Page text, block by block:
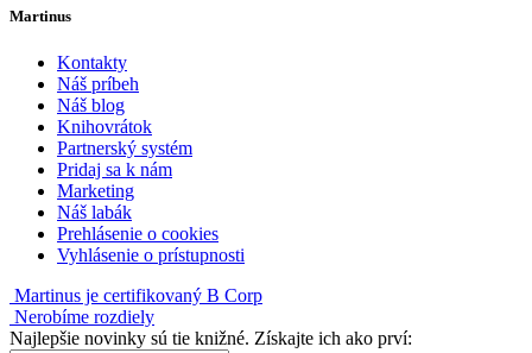
Martinus
Kontakty
Náš príbeh
Náš blog
Knihovrátok
Partnerský systém
Pridaj sa k nám
Marketing
Náš labák
Prehlásenie o cookies
Vyhlásenie o prístupnosti
Martinus je certifikovaný B Corp
Nerobíme rozdiely
Najlepšie novinky sú tie knižné. Získajte ich ako prví: